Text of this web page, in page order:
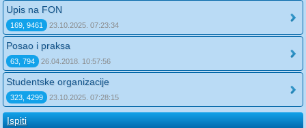
Upis na FON
169, 9461 23.10.2025. 07:23:34
Posao i praksa
63, 794 26.04.2018. 10:57:56
Studentske organizacije
323, 4299 23.10.2025. 07:28:15
Ispiti